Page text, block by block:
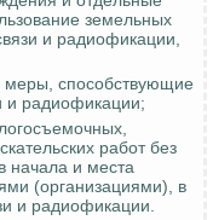
земельных
и радиофикации,
меры, способствующие
и радиофикации;
,
работ без
начала и места
(организациями), в
и радиофикации.